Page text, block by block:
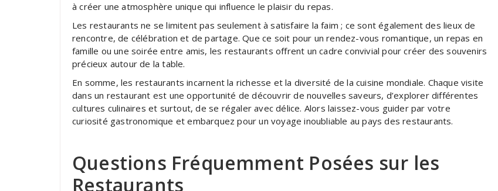
à créer une atmosphère unique qui influence le plaisir du repas.
Les restaurants ne se limitent pas seulement à satisfaire la faim ; ce sont également des lieux de
rencontre, de célébration et de partage. Que ce soit pour un rendez-vous romantique, un repas en
famille ou une soirée entre amis, les restaurants offrent un cadre convivial pour créer des souvenirs
précieux autour de la table.
En somme, les restaurants incarnent la richesse et la diversité de la cuisine mondiale. Chaque visite
dans un restaurant est une opportunité de découvrir de nouvelles saveurs, d’explorer différentes
cultures culinaires et surtout, de se régaler avec délice. Alors laissez-vous guider par votre
curiosité gastronomique et embarquez pour un voyage inoubliable au pays des restaurants.
Questions Fréquemment Posées sur les
Restaurants